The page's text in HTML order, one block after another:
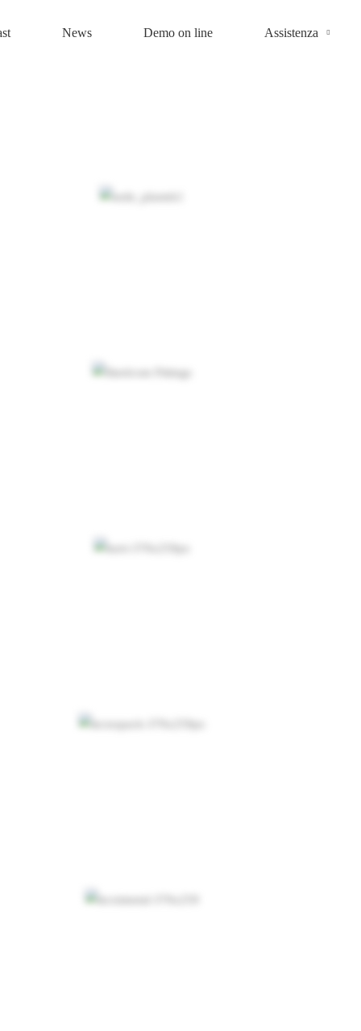
News Demo on line Assistenza